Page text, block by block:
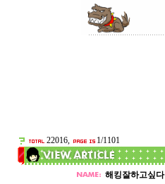
22016, 1/1101
해킹잘하고싶다